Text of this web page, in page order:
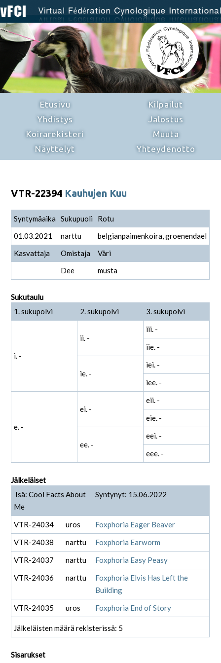
Etusivu
Yhdistys
Koirarekisteri
Näyttelyt
Kilpailut
Jalostus
Muuta
Yhteydenotto
VTR-22394 Kauhujen Kuu
Syntymäaika Sukupuoli
Rotu
01.03.2021
narttu
belgianpaimenkoira, groenendael
Kasvattaja
Omistaja
Väri
Dee
musta
Sukutaulu
1. sukupolvi
2. sukupolvi 3. sukupolvi
i. -
ii. -
iii. -
iie. -
ie. -
iei. -
iee. -
e. -
ei. -
eii. -
eie. -
ee. -
eei. -
eee. -
Jälkeläiset
Isä: Cool Facts About
Me
Syntynyt: 15.06.2022
VTR-24034 uros
Foxphoria Eager Beaver
VTR-24038
narttu
Foxphoria Earworm
VTR-24037
narttu
Foxphoria Easy Peasy
VTR-24036
narttu
Foxphoria Elvis Has Left the
Building
VTR-24035
uros Foxphoria End of Story
Jälkeläisten määrä rekisterissä: 5
Sisarukset